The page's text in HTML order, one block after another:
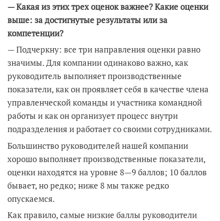
— Какая из этих трех оценок важнее? Какие оценки
выше: за достигнутые результаты или за
компетенции?
— Подчеркну: все три направления оценки равно
значимы. Для компании одинаково важно, как
руководитель выполняет производственные
показатели, как он проявляет себя в качестве члена
управленческой команды и участника командной
работы и как он организует процесс внутри
подразделения и работает со своими сотрудниками.
Большинство руководителей нашей компании
хорошо выполняет производственные показатели,
оценки находятся на уровне 8—9 баллов; 10 баллов
бывает, но редко; ниже 8 мы также редко
опускаемся.
Как правило, самые низкие баллы руководители